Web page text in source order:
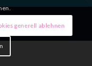
Neue Medien
generell ablehnen